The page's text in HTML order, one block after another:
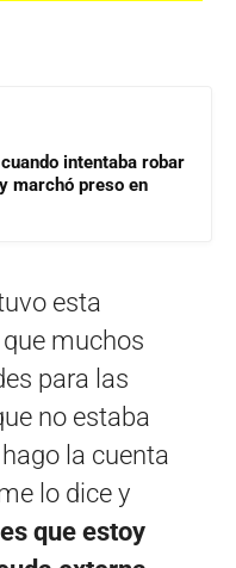
intentaba robar
marchó preso en
esta
muchos
para las
no estaba
la cuenta
lo dice y
que estoy